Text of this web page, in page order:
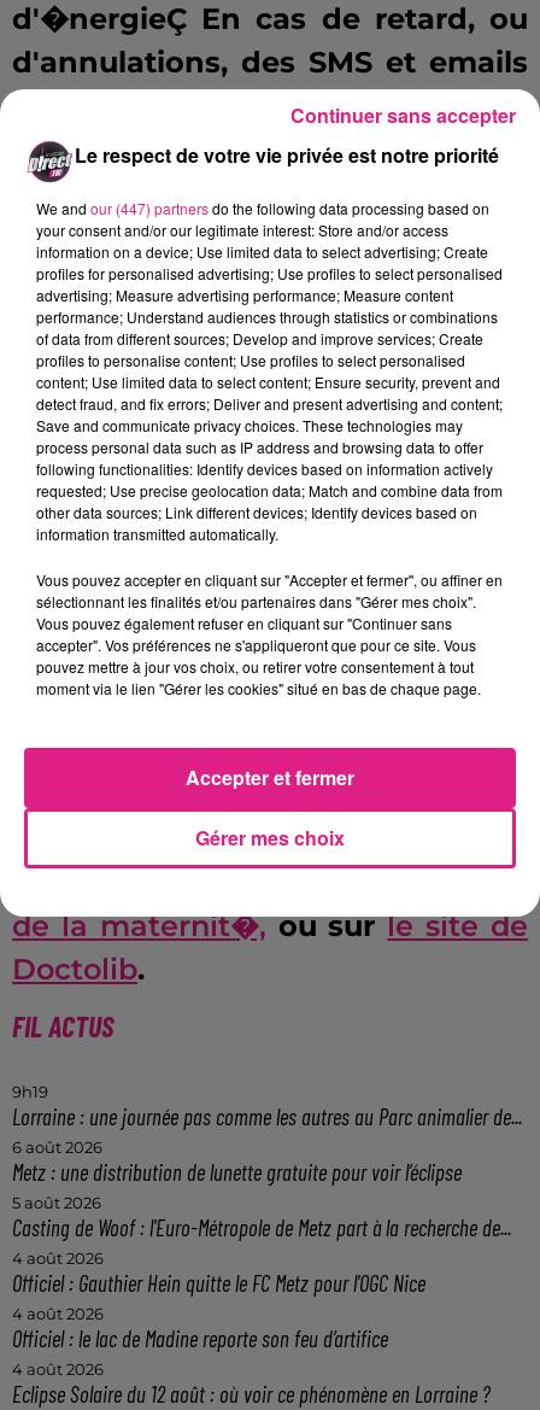
d'�nergieÇ En cas de retard, ou
d'annulations, des SMS et emails
sont envoy�s directement.
Pour le service hospitalier,
Doctolib facilite
consid�rablement le travail des
personnels soignants et
administratifs, et permet de
d�sengorger les standards
t�l�phoniques. �Pour le
moment, la Maternit� du CHRU
de Nancy a �t� choisie comme
gyn�cologie, obst�trique et
d'assistance m�dicale � la
procr�ation.�Mais � l'avenir, il
g�n�ralis� � d'autres services.
Pour prendre rendez-vous, il vous
de la maternit�,ou surle site de
Doctolib.
FIL ACTUS
9h19
Lorraine : une journée pas comme les autres au Parc animalier de...
6 août 2026
Metz : une distribution de lunette gratuite pour voir l’éclipse
5 août 2026
Casting de Woof : l'Euro-Métropole de Metz part à la recherche de...
4 août 2026
Officiel : Gauthier Hein quitte le FC Metz pour l'OGC Nice
4 août 2026
Officiel : le lac de Madine reporte son feu d’artifice
4 août 2026
Eclipse Solaire du 12 août : où voir ce phénomène en Lorraine ?
Le respect de votre vie privée est notre priorité
We and our (447) partnersdo the following data processing based on
your consent and/or our legitimate interest: Store and/or access
information on a device; Use limited data to select advertising; Create
profiles for personalised advertising; Use profiles to select personalised
advertising; Measure advertising performance; Measure content
performance; Understand audiences through statistics or combinations
of data from different sources; Develop and improve services; Create
profiles to personalise content; Use profiles to select personalised
content; Use limited data to select content; Ensure security, prevent and
detect fraud, and fix errors; Deliver and present advertising and content;
Save and communicate privacy choices. These technologies may
process personal data such as IP address and browsing data to offer
following functionalities: Identify devices based on information actively
requested; Use precise geolocation data; Match and combine data from
other data sources; Link different devices; Identify devices based on
information transmitted automatically.
Vous pouvez accepter en cliquant sur "Accepter et fermer", ou affiner en
sélectionnant les finalités et/ou partenaires dans "Gérer mes choix".
Vous pouvez également refuser en cliquant sur "Continuer sans
accepter". Vos préférences ne s'appliqueront que pour ce site. Vous
pouvez mettre à jour vos choix, ou retirer votre consentement à tout
moment via le lien "Gérer les cookies" situé en bas de chaque page.
Gérer mes choix
Accepter et fermer
Continuer sans accepter